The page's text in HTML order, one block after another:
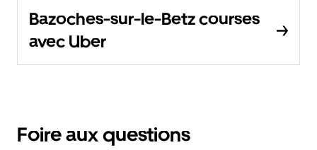
Bazoches-sur-le-Betz courses
avec Uber
Foire aux questions